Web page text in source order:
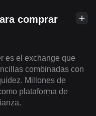
comprar
es el exchange que
combinadas con
Millones de
plataforma de